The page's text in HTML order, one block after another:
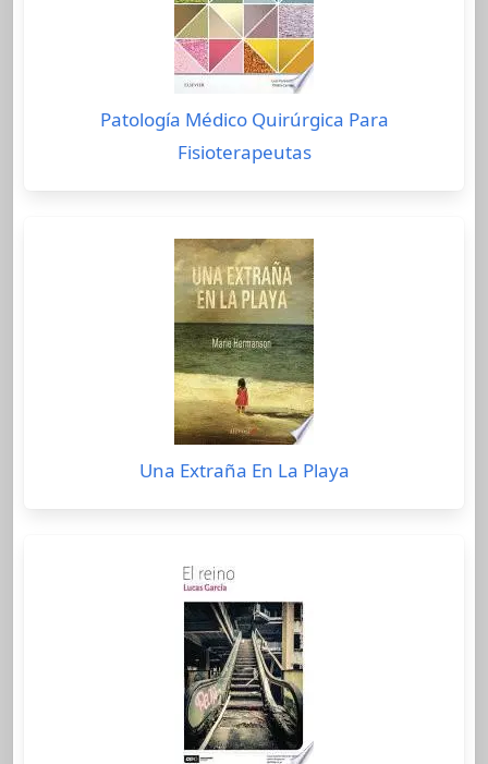
Patología Médico Quirúrgica Para
Fisioterapeutas
Una Extraña En La Playa